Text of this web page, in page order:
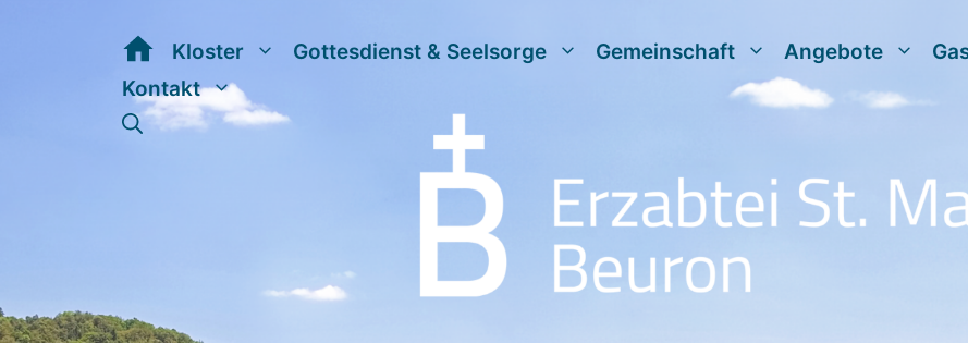
Kloster Gottesdienst & Seelsorge Gemeinschaft Angebote
Kontakt